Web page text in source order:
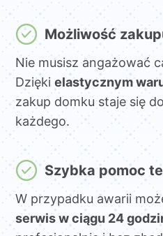
Możliwość
Nie musisz angażować
Dziękielastycznym
zakup domku staje się
każdego.
Szybka pomoc
W przypadku awarii
serwis w ciągu 24